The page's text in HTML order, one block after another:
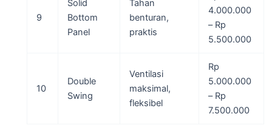
9
Solid
Bottom
Panel
Tahan
benturan,
praktis
4.000.000
– Rp
5.500.000
10
Double
Swing
Ventilasi
maksimal,
fleksibel
Rp
5.000.000
– Rp
7.500.000